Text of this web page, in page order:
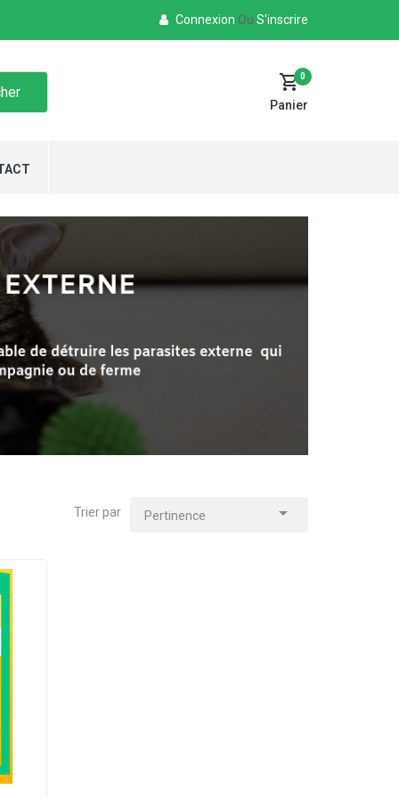
Connexion Ou S'inscrire
0
Panier
Pertinence 
Trier par